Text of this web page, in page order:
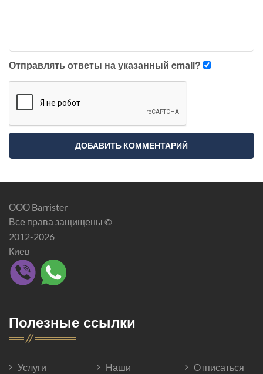
Отправлять ответы на указанный email?
ООО Barrister
Все права защищены ©
2012-2026
Киев
Полезные ссылки
Услуги
Наши
Отписаться